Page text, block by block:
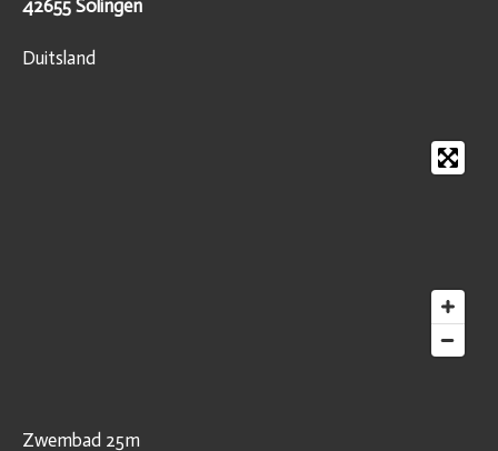
42655 Solingen
Duitsland
Zwembad 25m